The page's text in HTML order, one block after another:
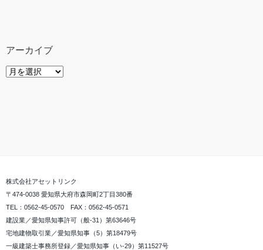
アーカイブ
ア
株式会社アセットリンク
〒474-0038 愛知県大府市森岡町2丁目380番
TEL：0562-45-0570 FAX：0562-45-0571
建設業／愛知県知事許可（般-31）第63646号
宅地建物取引業／愛知県知事（5）第18479号
一級建築士事務所登録／愛知県知事（い-29）第11527号